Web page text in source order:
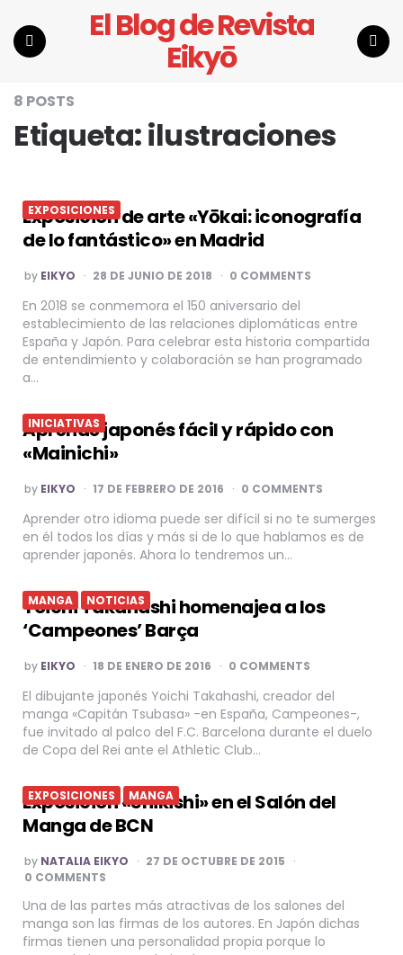
El Blog de Revista
Eikyō
8 POSTS
Etiqueta:ilustraciones
EXPOSICIONES
Exposición de arte «Yōkai: iconografía
de lo fantástico» en Madrid
POSTED
BY
by EIKYO 28 DE JUNIO DE 2018 0 COMMENTS
En 2018 se conmemora el 150 aniversario del
establecimiento de las relaciones diplomáticas entre
España y Japón. Para celebrar esta historia compartida
de entendimiento y colaboración se han programado
a…
INICIATIVAS
Aprende japonés fácil y rápido con
«Mainichi»
POSTED
BY
by EIKYO 17 DE FEBRERO DE 2016 0 COMMENTS
Aprender otro idioma puede ser difícil si no te sumerges
en él todos los días y más si de lo que hablamos es de
aprender japonés. Ahora lo tendremos un…
MANGA NOTICIAS
Yoichi Takahashi homenajea a los
‘Campeones’ Barça
POSTED
BY
by EIKYO 18 DE ENERO DE 2016 0 COMMENTS
El dibujante japonés Yoichi Takahashi, creador del
manga «Capitán Tsubasa» -en España, Campeones-,
fue invitado al palco del F.C. Barcelona durante el duelo
de Copa del Rei ante el Athletic Club…
EXPOSICIONES MANGA
Exposición «Shikishi» en el Salón del
Manga de BCN
POSTED
BY
by NATALIA EIKYO
27 DE OCTUBRE DE 2015
0 COMMENTS
Una de las partes más atractivas de los salones del
manga son las firmas de los autores. En Japón dichas
firmas tienen una personalidad propia porque lo